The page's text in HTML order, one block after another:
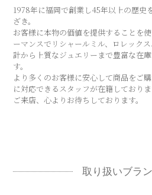
1978年に福岡で創業し45年以上の歴史
ざき。
お客様に本物の価値を提供することを
ーマンスでリシャールミル、ロレック
計から上質なジュエリーまで豊富な在
す。
より多くのお客様に安心して商品をご
に対応できるスタッフが在籍しておりま
ご来店、心よりお待ちしております。
取り扱いブラ